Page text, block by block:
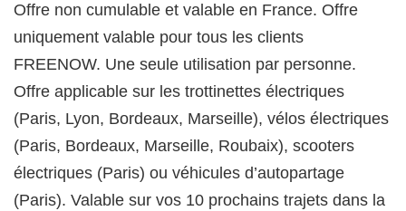
Offre non cumulable et valable en France. Offre
uniquement valable pour tous les clients
FREENOW. Une seule utilisation par personne.
Offre applicable sur les trottinettes électriques
(Paris, Lyon, Bordeaux, Marseille), vélos électriques
(Paris, Bordeaux, Marseille, Roubaix), scooters
électriques (Paris) ou véhicules d’autopartage
(Paris). Valable sur vos 10 prochains trajets dans la